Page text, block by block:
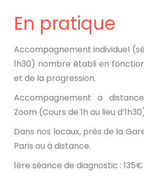
En pratique
Accompagnement individuel
1h30) nombre établi en
et de la progression.
Accompagnement a
Zoom (Cours de 1h au lieu
Dans nos locaux, près de la
Paris ou à distance.
1ère séance de diagnostic :